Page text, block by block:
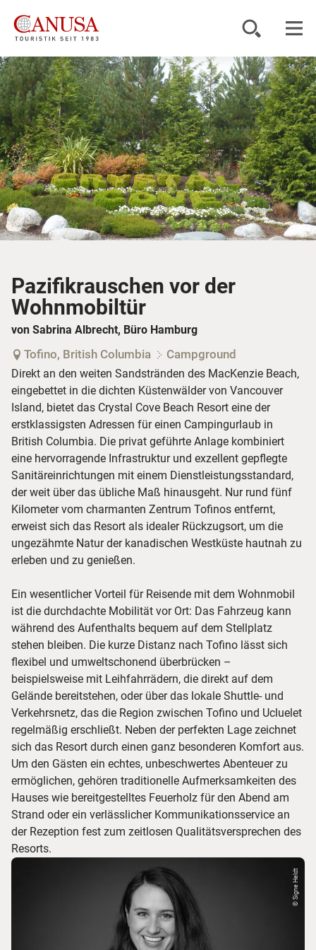
Reiseziele
Reisearten
Inspiration
Service
Pazifikrauschen vor der
Wohnmobiltür
von Sabrina Albrecht, Büro Hamburg
Tofino, British Columbia Campground
Direkt an den weiten Sandstränden des MacKenzie Beach,
eingebettet in die dichten Küstenwälder von Vancouver
Island, bietet das Crystal Cove Beach Resort eine der
erstklassigsten Adressen für einen Campingurlaub in
British Columbia. Die privat geführte Anlage kombiniert
eine hervorragende Infrastruktur und exzellent gepflegte
Sanitäreinrichtungen mit einem Dienstleistungsstandard,
der weit über das übliche Maß hinausgeht. Nur rund fünf
Kilometer vom charmanten Zentrum Tofinos entfernt,
erweist sich das Resort als idealer Rückzugsort, um die
ungezähmte Natur der kanadischen Westküste hautnah zu
erleben und zu genießen.
Ein wesentlicher Vorteil für Reisende mit dem Wohnmobil
ist die durchdachte Mobilität vor Ort: Das Fahrzeug kann
während des Aufenthalts bequem auf dem Stellplatz
stehen bleiben. Die kurze Distanz nach Tofino lässt sich
flexibel und umweltschonend überbrücken –
beispielsweise mit Leihfahrrädern, die direkt auf dem
Gelände bereitstehen, oder über das lokale Shuttle- und
Verkehrsnetz, das die Region zwischen Tofino und Ucluelet
regelmäßig erschließt. Neben der perfekten Lage zeichnet
sich das Resort durch einen ganz besonderen Komfort aus.
Um den Gästen ein echtes, unbeschwertes Abenteuer zu
ermöglichen, gehören traditionelle Aufmerksamkeiten des
Hauses wie bereitgestelltes Feuerholz für den Abend am
Strand oder ein verlässlicher Kommunikationsservice an
der Rezeption fest zum zeitlosen Qualitätsversprechen des
Resorts.
© Signe Heldt